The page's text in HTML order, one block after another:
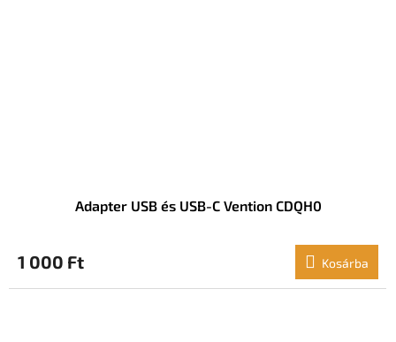
Adapter USB és USB-C Vention CDQH0
1 000 Ft Kosárba